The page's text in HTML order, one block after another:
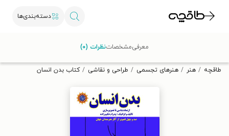
دسته‌بندی‌ها
تخفیف از طاقچه دریافت کن.
طاقچه هنر هنرهای تجسمی طراحی و نقاشی کتاب بدن انسان
معرفیمشخصاتنظرات (۰)